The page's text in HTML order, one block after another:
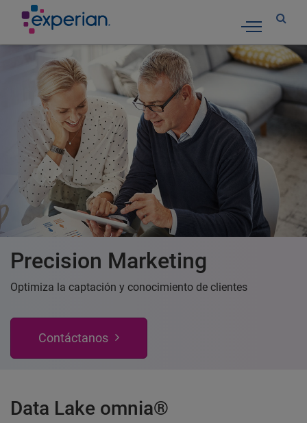
Toggle
Precision Marketing
Optimiza la captación y conocimiento de clientes
Contáctanos
Data Lake omnia®